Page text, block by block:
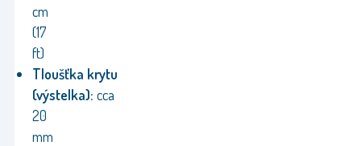
cm
(17
ft)
Tloušťka krytu
(výstelka): cca
20
mm